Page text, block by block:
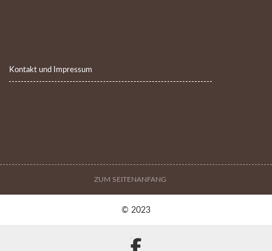
Kontakt und Impressum
ZUM SEITENANFANG
© 2023